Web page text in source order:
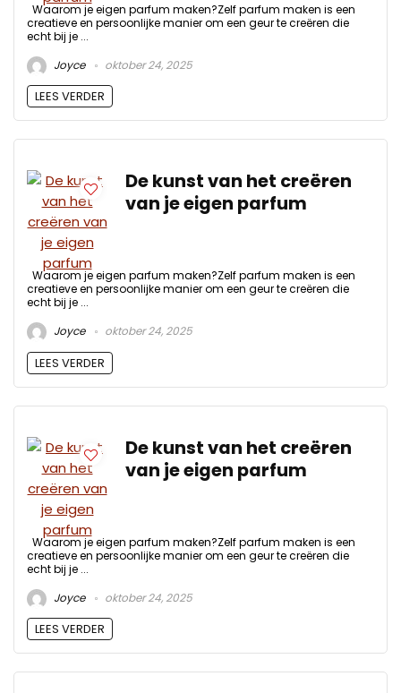
Waarom je eigen parfum maken?Zelf parfum maken is een
creatieve en persoonlijke manier om een geur te creëren die
echt bij je ...
Joyce
oktober 24, 2025
LEES VERDER
De kunst van het creëren
van je eigen parfum
Waarom je eigen parfum maken?Zelf parfum maken is een
creatieve en persoonlijke manier om een geur te creëren die
echt bij je ...
Joyce
oktober 24, 2025
LEES VERDER
De kunst van het creëren
van je eigen parfum
Waarom je eigen parfum maken?Zelf parfum maken is een
creatieve en persoonlijke manier om een geur te creëren die
echt bij je ...
Joyce
oktober 24, 2025
LEES VERDER